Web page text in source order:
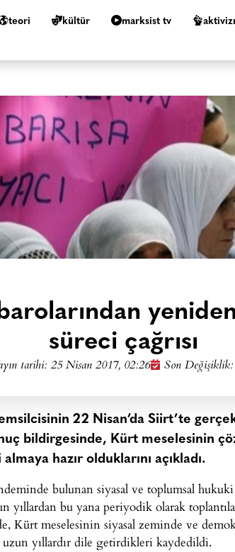
teori kültür marksist tv
süreci çağrısı
tarihi: 25 Nisan 2017, 02:26 Son
22 Nisan’da Siirt’te
bildirgesinde, Kürt meselesinin
hazır olduklarını açıkladı.
bulunan siyasal ve toplumsal
yıllardan bu yana periyodik olarak
Kürt meselesinin siyasal zeminde ve
yıllardır dile getirdikleri kaydedildi.